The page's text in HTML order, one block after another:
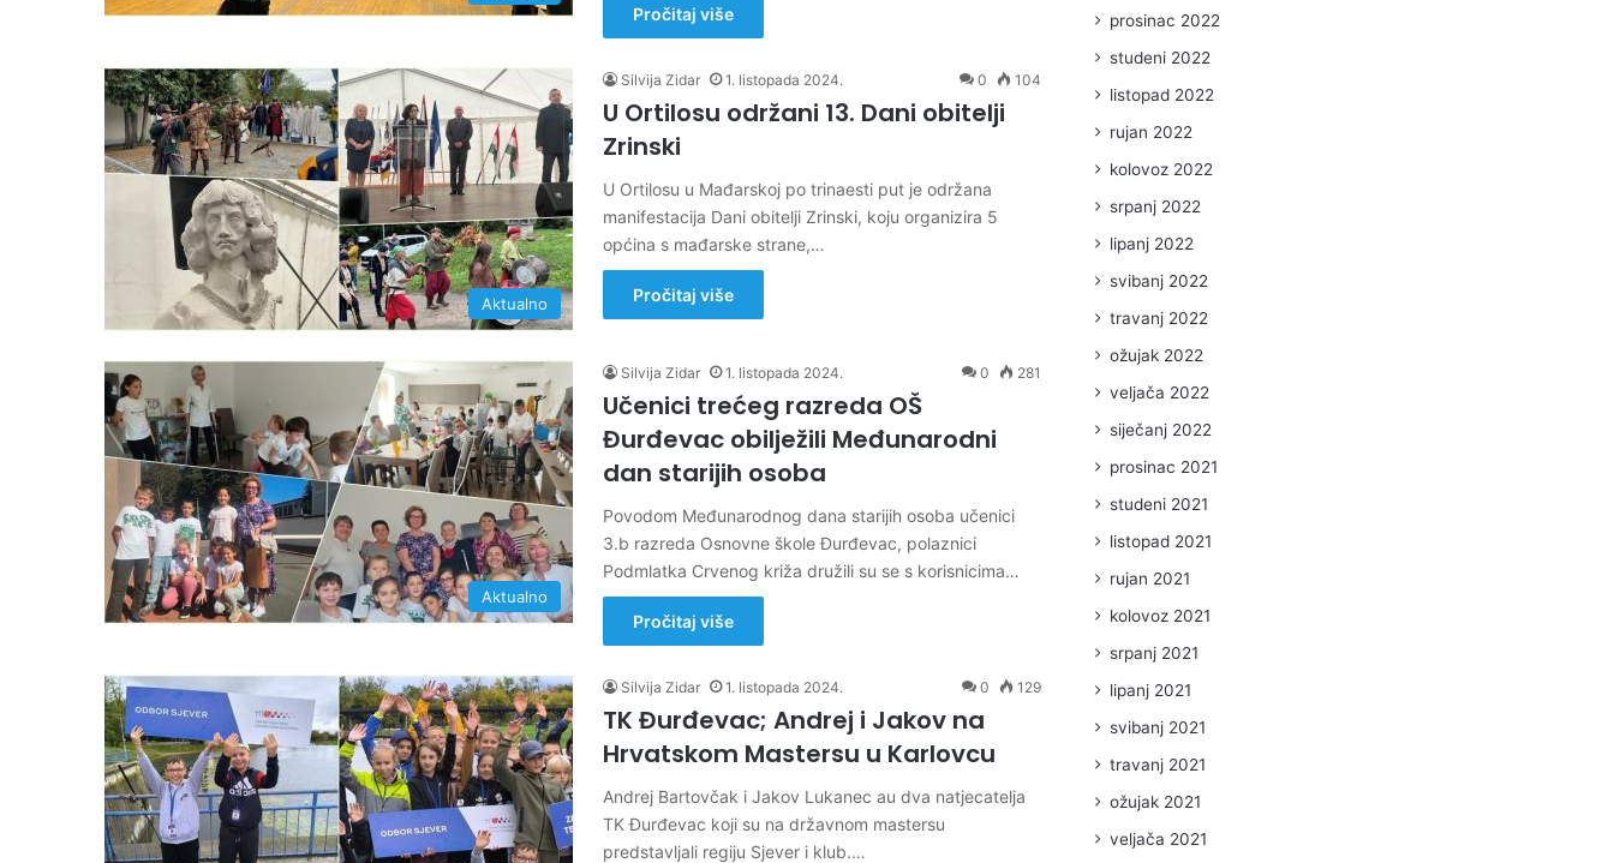
Pročitaj više
Aktualno
Silvija Zidar 1. listopada 2024. 0 104
U Ortilosu održani 13. Dani obitelji
Zrinski
U Ortilosu u Mađarskoj po trinaesti put je održana
manifestacija Dani obitelji Zrinski, koju organizira 5
općina s mađarske strane,…
Pročitaj više
Aktualno
Silvija Zidar 1. listopada 2024. 0 281
Učenici trećeg razreda OŠ
Đurđevac obilježili Međunarodni
dan starijih osoba
Povodom Međunarodnog dana starijih osoba učenici
3.b razreda Osnovne škole Đurđevac, polaznici
Podmlatka Crvenog križa družili su se s korisnicima…
Pročitaj više
Silvija Zidar 1. listopada 2024. 0 129
TK Đurđevac; Andrej i Jakov na
Hrvatskom Mastersu u Karlovcu
Andrej Bartovčak i Jakov Lukanec au dva natjecatelja
TK Đurđevac koji su na državnom mastersu
predstavljali regiju Sjever i klub.…
prosinac 2022
studeni 2022
listopad 2022
rujan 2022
kolovoz 2022
srpanj 2022
lipanj 2022
svibanj 2022
travanj 2022
ožujak 2022
veljača 2022
siječanj 2022
prosinac 2021
studeni 2021
listopad 2021
rujan 2021
kolovoz 2021
srpanj 2021
lipanj 2021
svibanj 2021
travanj 2021
ožujak 2021
veljača 2021